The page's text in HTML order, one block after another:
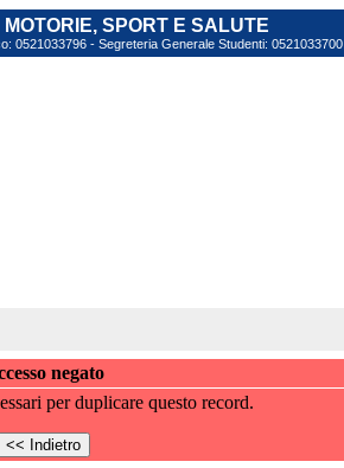
SPORT E SALUTE
0521033796 - Segreteria Generale Studenti: 0521033700
negato
per duplicare questo record.